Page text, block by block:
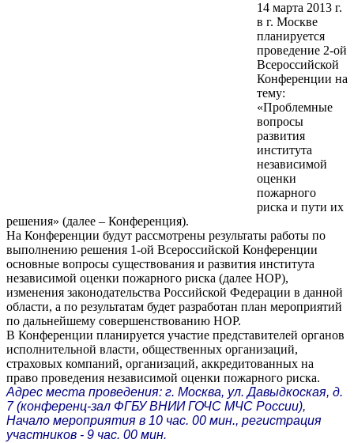
14 марта 2013 г.
в г. Москве
планируется
проведение 2-ой
Всероссийской
Конференции на
тему:
«Проблемные
вопросы
развития
института
независимой
оценки
пожарного
риска и пути их
решения» (далее – Конференция).
На Конференции будут рассмотрены результаты работы по
выполнению решения 1-ой Всероссийской Конференции
основные вопросы существования и развития института
независимой оценки пожарного риска (далее НОР),
изменения законодательства Российской Федерации в данной
области, а по результатам будет разработан план мероприятий
по дальнейшему совершенствованию НОР.
В Конференции планируется участие представителей органов
исполнительной власти, общественных организаций,
страховых компаний, организаций, аккредитованных на
право проведения независимой оценки пожарного риска.
Адрес места проведения: г. Москва, ул. Давыдкоская, д.
7 (конференц-зал ФГБУ ВНИИ ГОЧС МЧС России),
Начало мероприятия в 10 час. 00 мин., регистрация
участников - 9 час. 00 мин.